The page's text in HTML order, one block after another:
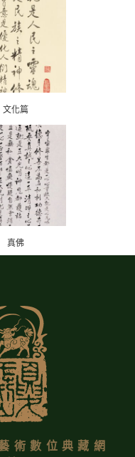
文化篇
真佛
術數位典藏網